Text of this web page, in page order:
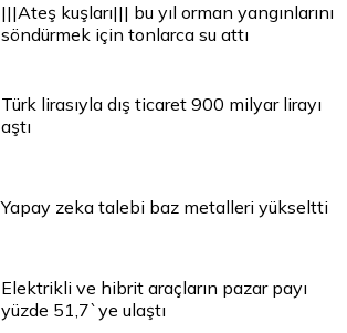
|||Ateş kuşları||| bu yıl orman yangınlarını
söndürmek için tonlarca su attı
Türk lirasıyla dış ticaret 900 milyar lirayı
aştı
Yapay zeka talebi baz metalleri yükseltti
Elektrikli ve hibrit araçların pazar payı
yüzde 51,7`ye ulaştı